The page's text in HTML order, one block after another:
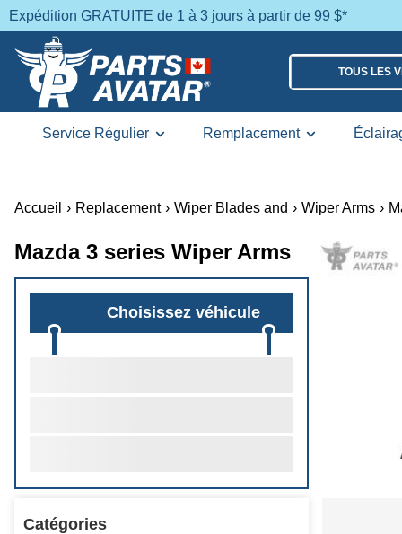
Expédition GRATUITE de 1 à 3 jours à partir de 99 $*
TOUS LES
Service Régulier Remplacement
Accueil › Replacement › Wiper Blades and › Wiper Arms ›
Mazda 3 series Wiper Arms
Choisissez véhicule
Catégories